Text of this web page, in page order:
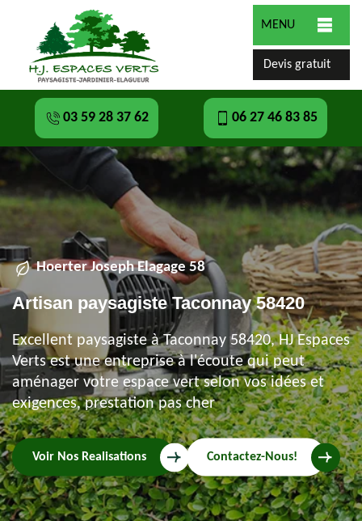
MENU
Devis gratuit
03 59 28 37 62 06 27 46 83 85
Hoerter Joseph Elagage 58
Artisan paysagiste Taconnay 58420
Excellent paysagiste à Taconnay 58420, HJ Espaces
Verts est une entreprise à l'écoute qui peut
aménager votre espace vert selon vos idées et
exigences, prestation pas cher
Voir Nos Realisations Contactez-Nous!